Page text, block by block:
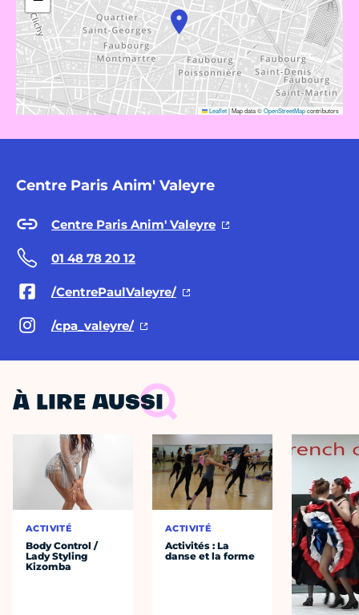
Leaflet|Map data ©OpenStreetMapcontributors
Centre Paris Anim' Valeyre
Centre Paris Anim' Valeyre
01 48 78 20 12
/CentrePaulValeyre/
/cpa_valeyre/
À LIRE AUSSI
ACTIVITÉ
Body Control /
Lady Styling
Kizomba
ACTIVITÉ
Activités : La
danse et la forme